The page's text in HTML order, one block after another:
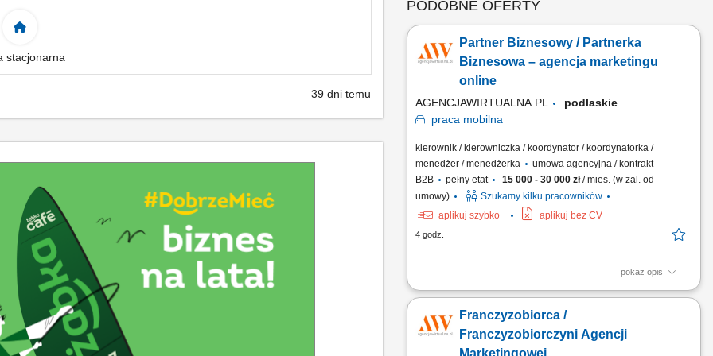
stacjonarna
39 dni temu
PODOBNE OFERTY
Partner Biznesowy / Partnerka
Biznesowa – agencja marketingu
online
AGENCJAWIRTUALNA.PL
podlaskie
praca mobilna
kierownik / kierowniczka / koordynator / koordynatorka /
menedżer / menedżerka
umowa agencyjna / kontrakt
B2B
pełny etat 15 000 - 30 000 zł/ mies. (w zal. od
umowy)
Szukamy kilku pracowników
aplikuj szybko
aplikuj bez CV
4 godz.
pokaż opis
Zakres działania: rozwijanie własnej działalności w branży
pozyskiwanie klientów biznesowych i budowanie
długofalowych relacji; sprzedaż usług takich jak: strony
internetowe, sklepy online, SEO/SEM, kampanie social media,
Franczyzobiorca /
Franczyzobiorczyni Agencji
Marketingowej